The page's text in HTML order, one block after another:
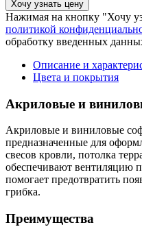
Нажимая на кнопку "Хочу
политикой
обработку введенных
Описание и
Цвета и покрытия
Акриловые и
Акриловые и виниловые
предназначенные для
свесов кровли, потолка
обеспечивают вентиляцию
помогает предотвратить
грибка.
Преимущества